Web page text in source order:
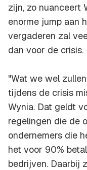
zijn, zo nuanceert
enorme jump aan
vergaderen zal
dan voor de
"Wat we wel
tijdens de crisis
Wynia. Dat geldt
regelingen die de
ondernemers die
het voor 90%
bedrijven. Daarbij